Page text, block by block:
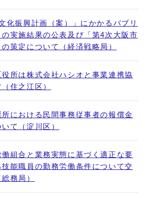
化振興計画（案）」にかかるパブリ
の実施結果の公表及び「第4次大阪市
策定について（経済戦略局）
所は株式会社ハシオと事業連携協
住之江区）
における民間事務従事者の報償金
て（淀川区）
組合と業務実態に基づく適正な要
技能職員の勤務労働条件について交
務局）